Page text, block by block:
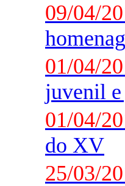
09/04/
01/04/
juvenil
01/04/
do XV
25/03/